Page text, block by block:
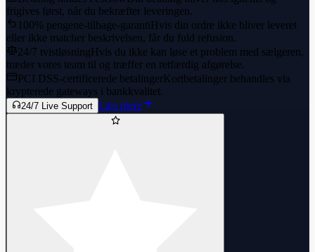
frigives først, når du bekræfter leveringen.
100% pengene-tilbage-garantiHvis din ordre ikke bliver leveret
eller ikke matcher beskrivelsen, får du fuld refusion.
24/7 tvistløsningHvis du ikke kan løse et problem med sælgeren,
træder vores team til og træffer en retfærdig afgørelse.
PCI DSS-certificerede betalingerKortbetalinger behandles via
krypterede gateways i bankkvalitet.
24/7 Live Support Læs mere